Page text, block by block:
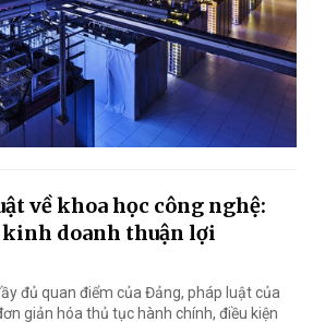
về khoa học công nghệ:
doanh thuận lợi
đủ quan điểm của Đảng, pháp luật của
giản hóa thủ tục hành chính, điều kiện